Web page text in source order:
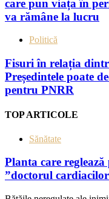
care pun viața în
va rămâne la lucru
Politică
Fisuri în relația
Președintele poate
pentru PNRR
TOP ARTICOLE
Sănătate
Planta care
”doctorul